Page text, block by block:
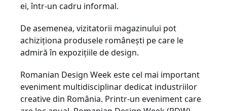
ei, într-un cadru informal.
De asemenea, vizitatorii magazinului pot
achiziționa produsele românești pe care le
admiră în expozițiile de design.
Romanian Design Week este cel mai important
eveniment multidisciplinar dedicat industriilor
creative din România. Printr-un eveniment care